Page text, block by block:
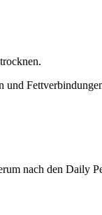
nach den Daily